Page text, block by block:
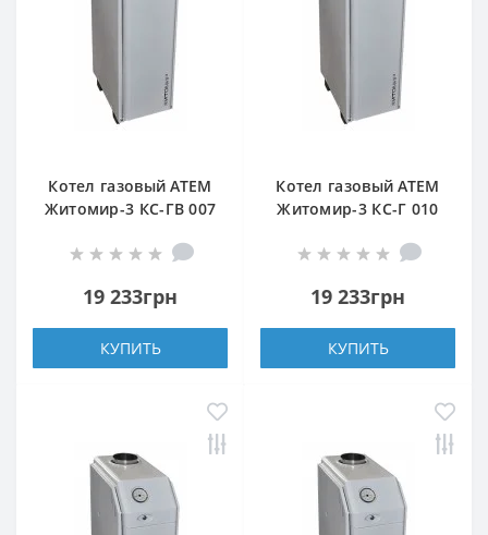
Котел газовый АТЕМ
Житомир-3 КС-ГВ 007
19 233грн
КУПИТЬ
Котел газовый АТЕМ
Житомир-3 КС-Г 010
19 233грн
КУПИТЬ